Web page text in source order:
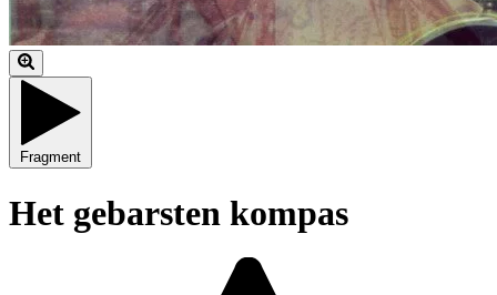
Fragment
Het gebarsten kompas